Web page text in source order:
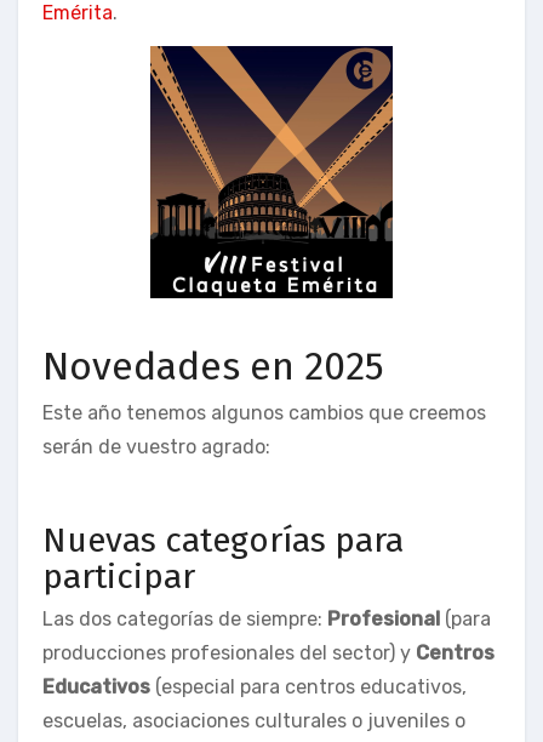
Emérita.
Novedades en 2025
Este año tenemos algunos cambios que creemos
serán de vuestro agrado:
Nuevas categorías para
participar
Las dos categorías de siempre: Profesional (para
producciones profesionales del sector) y Centros
Educativos (especial para centros educativos,
escuelas, asociaciones culturales o juveniles o